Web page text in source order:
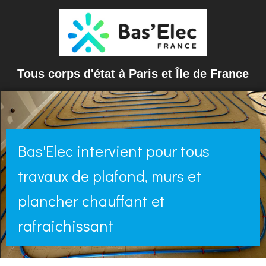
Tous corps d'état à Paris et Île de France
Bas'Elec intervient pour tous
travaux de plafond, murs et
plancher chauffant et
rafraichissant